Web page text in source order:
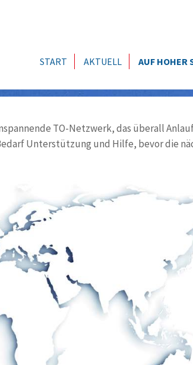
START AKTUELL AUF HOHER
TO-Netzwerk, das überall
Unterstützung und Hilfe, bevor die